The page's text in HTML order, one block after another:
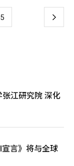
高管是否也适用同
表示无法具体说
董事长、前韩美
见面，讨论了韩
表特定股东的利
经营和经营正常
职韩美制药，曾
代董事长。随后于
布关闭。※ 本报
评审，最终由保健
丰富的医疗和数字
韩国科学技术院政
作。 保健福
专业知识和丰富的
医疗技术创新和生
贡献。”※ 本报
5 下
江研究院 深化
言》将与全球